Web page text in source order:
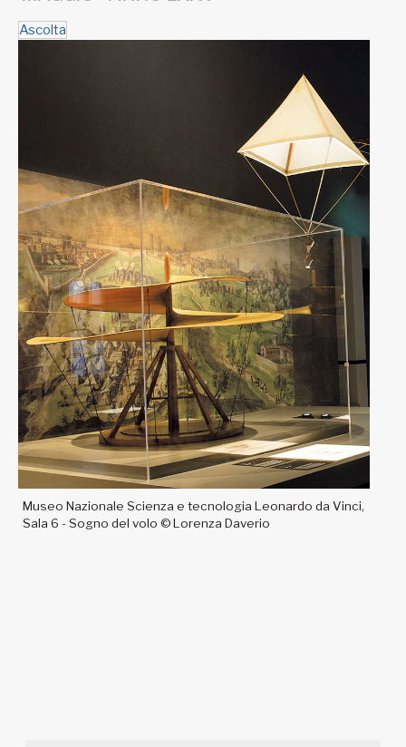
Ascolta
Museo Nazionale Scienza e tecnologia Leonardo da Vinci,
Sala 6 - Sogno del volo © Lorenza Daverio